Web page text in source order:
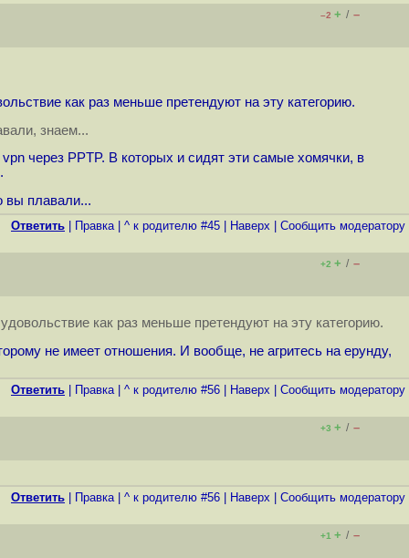
–2 + / –
как раз меньше претендуют на эту категорию.
знаем...
через PPTP. В которых и сидят эти самые хомячки, в
вы плавали...
Ответить Правка| ^ к родителю #45 Наверх Cообщить модератору
+2 + / –
как раз меньше претендуют на эту категорию.
не имеет отношения. И вообще, не агритесь на ерунду,
Ответить Правка| ^ к родителю #56 Наверх Cообщить модератору
+3 + / –
Ответить Правка| ^ к родителю #56 Наверх Cообщить модератору
+1 + / –